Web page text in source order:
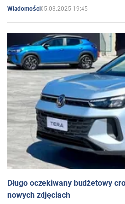
Wiadomości05.03.2025 19:45
Długo oczekiwany budżetowy
nowych zdjęciach